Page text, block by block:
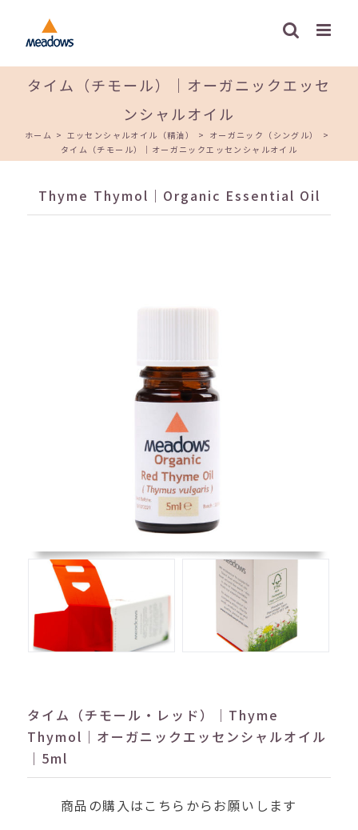
content
タイム（チモール）｜オーガニックエッセ
ンシャルオイル
ホーム > エッセンシャルオイル（精油） > オーガニック（シングル）
>
タイム（チモール）｜オーガニックエッセンシャルオイル
Thyme Thymol｜Organic Essential Oil
タイム（チモール・レッド）｜Thyme
Thymol｜オーガニックエッセンシャルオイル
｜5ml
商品の購入はこちらからお願いします